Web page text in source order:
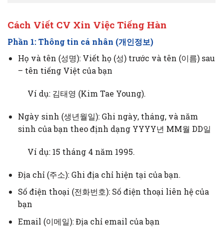
Cách Viết CV Xin Việc Tiếng Hàn
Phần 1: Thông tin cá nhân (개인정보)
Họ và tên (성명): Viết họ (성) trước và tên (이름) sau
– tên tiếng Việt của bạn
Ví dụ: 김태영 (Kim Tae Young).
Ngày sinh (생년월일): Ghi ngày, tháng, và năm
sinh của bạn theo định dạng YYYY년 MM월 DD일
Ví dụ: 15 tháng 4 năm 1995.
Địa chỉ (주소): Ghi địa chỉ hiện tại của bạn.
Số điện thoại (전화번호): Số điện thoại liên hệ của
bạn
Email (이메일): Địa chỉ email của bạn